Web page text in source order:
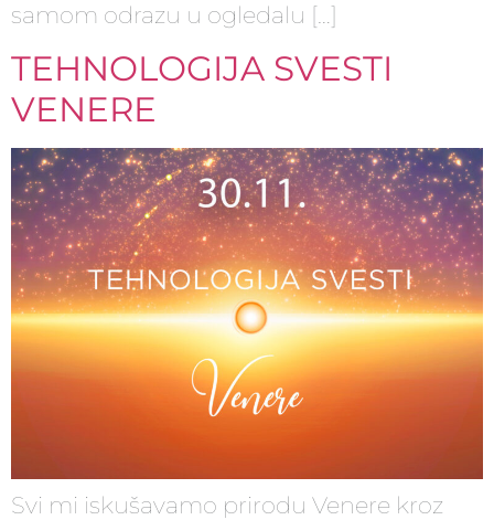
samom odrazu u ogledalu […]
TEHNOLOGIJA SVESTI
VENERE
Svi mi iskušavamo prirodu Venere kroz